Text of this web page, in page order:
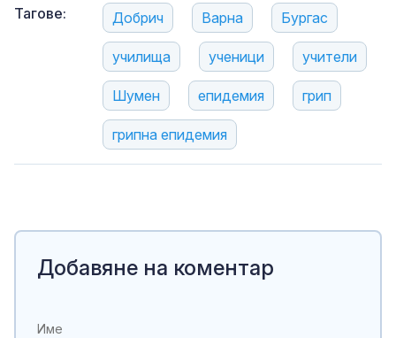
Тагове: Добрич Варна Бургас
училища ученици учители
Шумен епидемия грип
грипна епидемия
Добавяне на коментар